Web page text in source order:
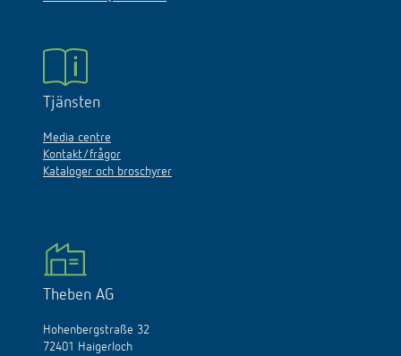
Tjänsten
Media centre
Kontakt/frågor
Kataloger och broschyrer
Theben AG
Hohenbergstraße 32
72401 Haigerloch